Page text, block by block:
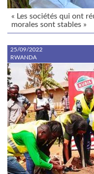
« Les sociétés qui ont
morales sont stables »
25/09/2022
RWANDA